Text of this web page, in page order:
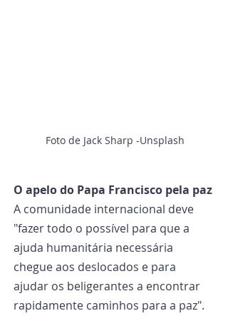
Foto de Jack Sharp -Unsplash
O apelo do Papa Francisco pela paz
A comunidade internacional deve
"fazer todo o possível para que a
ajuda humanitária necessária
chegue aos deslocados e para
ajudar os beligerantes a encontrar
rapidamente caminhos para a paz".